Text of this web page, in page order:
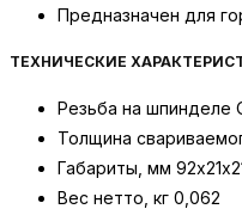
Предназначен для
ТЕХНИЧЕСКИЕ
Резьба на шпинделе
Толщина
Габариты, мм
Вес нетто, кг 0,062